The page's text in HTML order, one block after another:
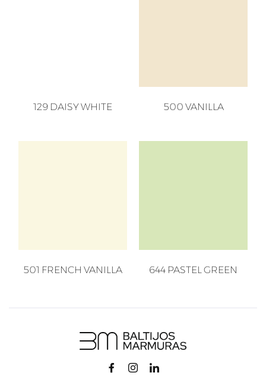
129 DAISY WHITE 500 VANILLA
501 FRENCH VANILLA 644 PASTEL GREEN